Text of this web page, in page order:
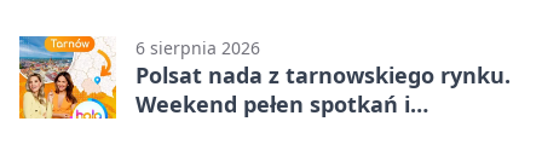
6 sierpnia 2026
Polsat nada z tarnowskiego rynku.
Weekend pełen spotkań i